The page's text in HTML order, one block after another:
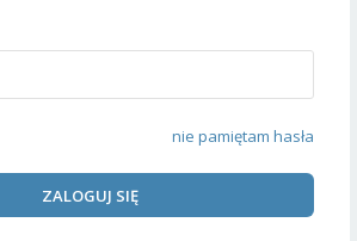
nie pamiętam hasła
ZALOGUJ SIĘ